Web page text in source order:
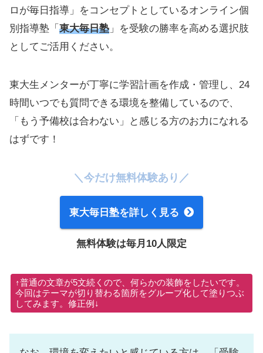
ロが毎日指導」をコンセプトとしているオンライン個
別指導塾「 東大毎日塾 」を受験の勝率を高める選択肢
としてご活用ください。
東大生メンターが丁寧に学習計画を作成・管理し、24
時間いつでも質問できる環境を整備しているので、
「もう予備校は合わない」と感じる方のお力になれる
はずです！
＼今だけ無料体験あり／
東大毎日塾を詳しく見る
無料体験は毎月10人限定
↑普通の文章が5文続くので、何らかの装飾をしたいです。
今回はテーマが切り替わる箇所をグループ化して塗りつぶ
してみます。修正例↓